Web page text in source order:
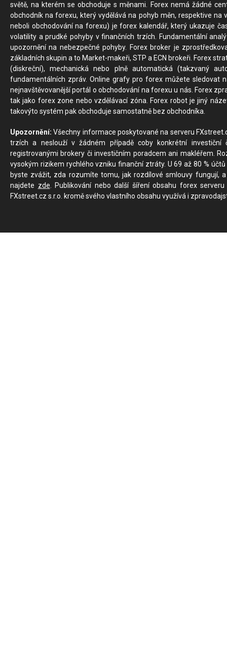
světě, na kterém se obchoduje s měnami. Forex nemá žádné
obchodník na forexu, který vydělává na pohyb měn, respektive
neboli obchodování na forexu) je forex kalendář, který ukazuje
volatility a prudké pohyby v finančních trzích. Fundamentální
upozornění na nebezpečné pohyby. Forex broker je
základních skupin a to Market-makeři, STP a ECN brokeři. Forex
(diskreční), mechanická nebo plně automatická (takzvaný
fundamentálních zpráv. Online grafy pro forex můžete sledovat
nejnavštěvovanější portál o obchodování na forexu u nás. Forex
tak jako forex zone nebo vzdělávací zóna. Forex robot je jiný
takovýto systém pak obchoduje samostatně bez obchodníka.
Upozornění: Všechny informace poskytované na serveru
trzích a neslouží v žádném případě coby konkrétní investiční
registrovanými brokery či investičním poradcem ani makléřem.
vysokým rizikem rychlého vzniku finanční ztráty. U 69 až 80 %
byste zvážit, zda rozumíte tomu, jak rozdílové smlouvy fungují,
najdete zde. Publikování nebo další šíření obsahu forex
FXstreet.cz s.r.o. kromě svého vlastního obsahu využívá i